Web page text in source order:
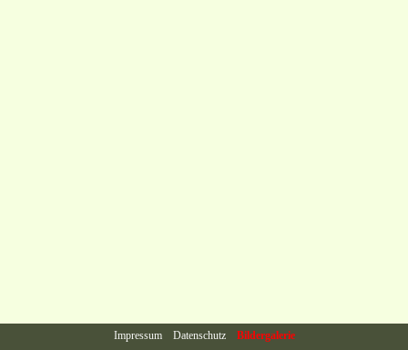
Impressum Datenschutz Bildergalerie